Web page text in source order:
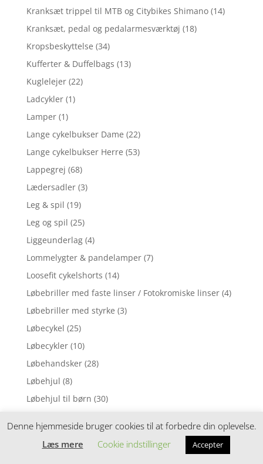
Kranksæt trippel til MTB og Citybikes Shimano (14)
Kranksæt, pedal og pedalarmesværktøj (18)
Kropsbeskyttelse (34)
Kufferter & Duffelbags (13)
Kuglelejer (22)
Ladcykler (1)
Lamper (1)
Lange cykelbukser Dame (22)
Lange cykelbukser Herre (53)
Lappegrej (68)
Lædersadler (3)
Leg & spil (19)
Leg og spil (25)
Liggeunderlag (4)
Lommelygter & pandelamper (7)
Loosefit cykelshorts (14)
Løbebriller med faste linser / Fotokromiske linser (4)
Løbebriller med styrke (3)
Løbecykel (25)
Løbecykler (10)
Løbehandsker (28)
Løbehjul (8)
Løbehjul til børn (30)
Løbestrømper
Løbeure & elektronik (3)
Denne hjemmeside bruger cookies til at forbedre din oplevelse.
Læs mere
Cookie indstillinger Accepter